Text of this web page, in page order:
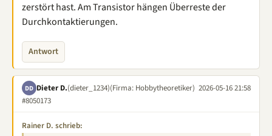
zerstört hast. Am Transistor hängen Überreste der
Durchkontaktierungen.
Antwort
DD Dieter D.(dieter_1234)(Firma: Hobbytheoretiker) 2026-05-16 21:58
#8050173
Rainer D. schrieb: